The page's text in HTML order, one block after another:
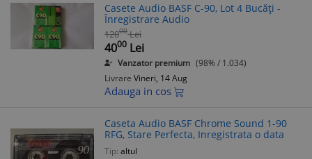
Casete Audio BASF C-90, Lot 4 Bucăți -
Înregistrare Audio
12000 Lei
4000 Lei
Vanzator premium (98% / 1.034)
Livrare Vineri, 14 Aug
Adauga in cos
Caseta Audio BASF Chrome Sound 1-90
RFG, Stare Perfecta, Inregistrata o data
Tip: altul